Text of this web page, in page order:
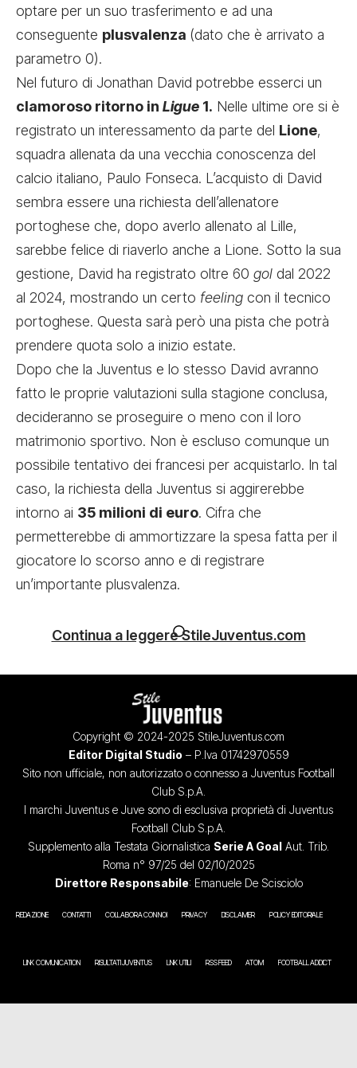
optare per un suo trasferimento e ad una
conseguente plusvalenza (dato che è arrivato a
parametro 0).
Nel futuro di Jonathan David potrebbe esserci un
clamoroso ritorno in Ligue 1. Nelle ultime ore si è
registrato un interessamento da parte del Lione,
squadra allenata da una vecchia conoscenza del
calcio italiano, Paulo Fonseca. L’acquisto di David
sembra essere una richiesta dell’allenatore
portoghese che, dopo averlo allenato al Lille,
sarebbe felice di riaverlo anche a Lione. Sotto la sua
gestione, David ha registrato oltre 60 gol dal 2022
al 2024, mostrando un certo feeling con il tecnico
portoghese. Questa sarà però una pista che potrà
prendere quota solo a inizio estate.
Dopo che la Juventus e lo stesso David avranno
fatto le proprie valutazioni sulla stagione conclusa,
decideranno se proseguire o meno con il loro
matrimonio sportivo. Non è escluso comunque un
possibile tentativo dei francesi per acquistarlo. In tal
caso, la richiesta della Juventus si aggirerebbe
intorno ai 35 milioni di euro. Cifra che
permetterebbe di ammortizzare la spesa fatta per il
giocatore lo scorso anno e di registrare
un’importante plusvalenza.
Continua a leggere StileJuventus.com
Copyright © 2024-2025 StileJuventus.com
Editor Digital Studio – P.Iva 01742970559
Sito non ufficiale, non autorizzato o connesso a Juventus Football
Club S.p.A.
I marchi Juventus e Juve sono di esclusiva proprietà di Juventus
Football Club S.p.A.
Supplemento alla Testata Giornalistica Serie A Goal Aut. Trib.
Roma n° 97/25 del 02/10/2025
Direttore Responsabile: Emanuele De Scisciolo
REDAZIONE CONTATTI COLLABORA CON NOI PRIVACY DISCLAIMER POLICY EDITORIALE
LINK COMUNICATION RISULTATI JUVENTUS LINK UTILI RSS FEED ATOM FOOTBALL ADDICT